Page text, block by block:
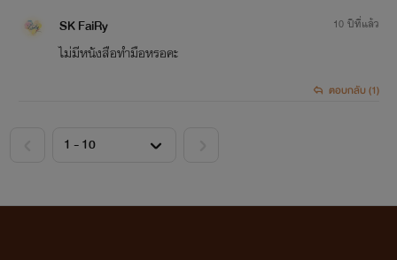
SK FaiRy
ไม่มีหนังสือทำมือหรอคะ
10 ปีที่แล้ว
ตอบกลับ (1)